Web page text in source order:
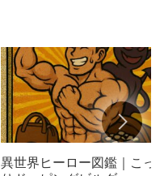
異世界ヒーロー図鑑｜こっ